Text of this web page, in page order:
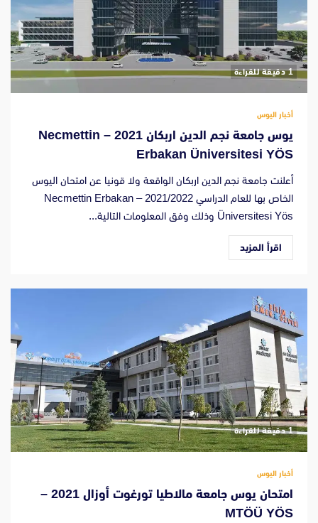
‫1 دقيقة للقراءة
أخبار اليوس
يوس جامعة نجم الدين اربكان 2021 – Necmettin
Erbakan Üniversitesi YÖS
أعلنت جامعة نجم الدين اربكان الواقعة ولا قونيا عن امتحان اليوس
الخاص بها للعام الدراسي 2021/2022 – Necmettin Erbakan
Üniversitesi Yös وذلك وفق المعلومات التالية...
اقرأ المزيد
‫1 دقيقة للقراءة
أخبار اليوس
امتحان يوس جامعة مالاطيا تورغوت أوزال 2021 –
MTÖÜ YÖS